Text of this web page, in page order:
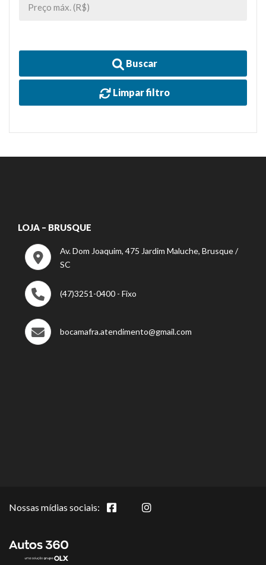
Buscar
Limpar filtro
LOJA – BRUSQUE
Av. Dom Joaquim, 475 Jardim Maluche, Brusque /
SC
(47)3251-0400 - Fixo
bocamafra.atendimento@gmail.com
Nossas mídias sociais: